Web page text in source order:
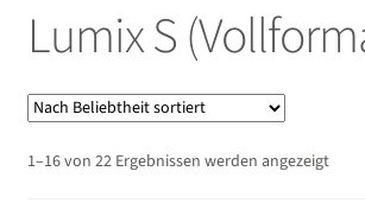
für Canon
für Nikon
für Sony
Lumix S
1–16 von 22 Ergebnissen werden angezeigtNach